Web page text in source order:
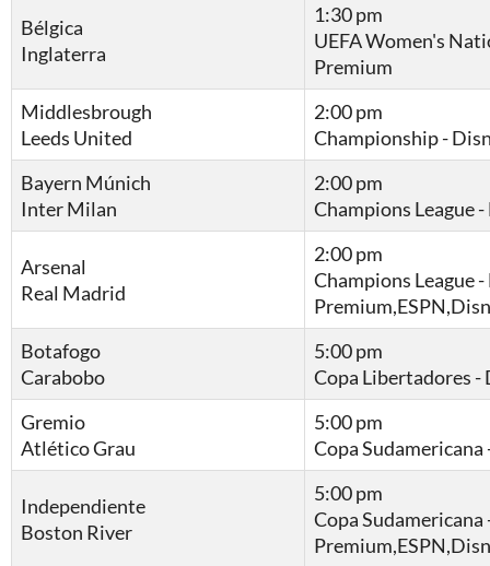
Bélgica
Inglaterra
1:30 pm
UEFA Women's
Premium
Middlesbrough
Leeds United
2:00 pm
Championship -
Bayern Múnich
Inter Milan
2:00 pm
Champions League
Arsenal
Real Madrid
2:00 pm
Champions League
Botafogo
Carabobo
5:00 pm
Copa Libertadores -
Gremio
Atlético Grau
5:00 pm
Copa
Independiente
Boston River
5:00 pm
Copa Sudamericana